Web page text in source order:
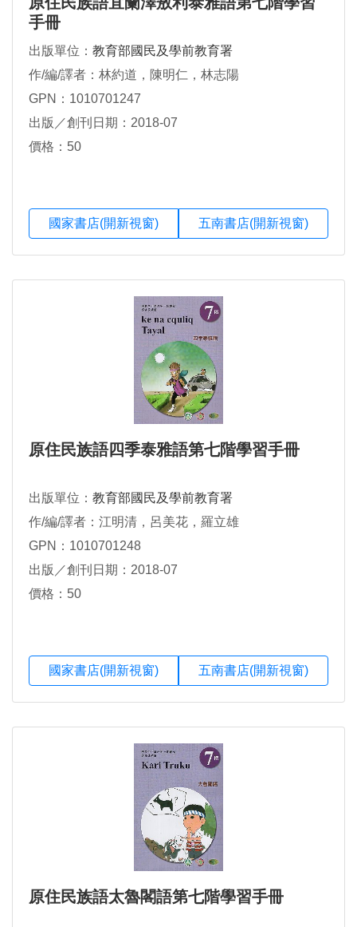
手冊
出版單位： 教育部國民及學前教育署
作/編/譯者：林約道，陳明仁，林志陽
GPN：1010701247
出版／創刊日期：2018-07
價格：50
國家書店(開新視窗) 五南書店(開新視窗)
原住民族語四季泰雅語第七階學習手冊
出版單位： 教育部國民及學前教育署
作/編/譯者：江明清，呂美花，羅立雄
GPN：1010701248
出版／創刊日期：2018-07
價格：50
國家書店(開新視窗) 五南書店(開新視窗)
原住民族語太魯閣語第七階學習手冊